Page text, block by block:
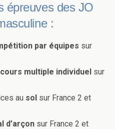
épreuves des JO
:
par équipes sur
multiple individuel sur
au sol sur France 2 et
d’arçon sur France 2 et